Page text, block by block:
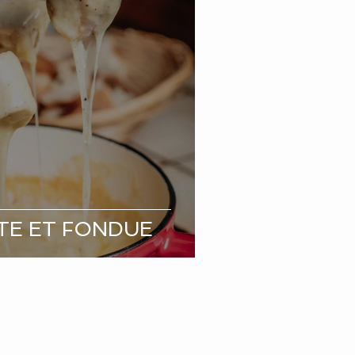
ET FONDUE